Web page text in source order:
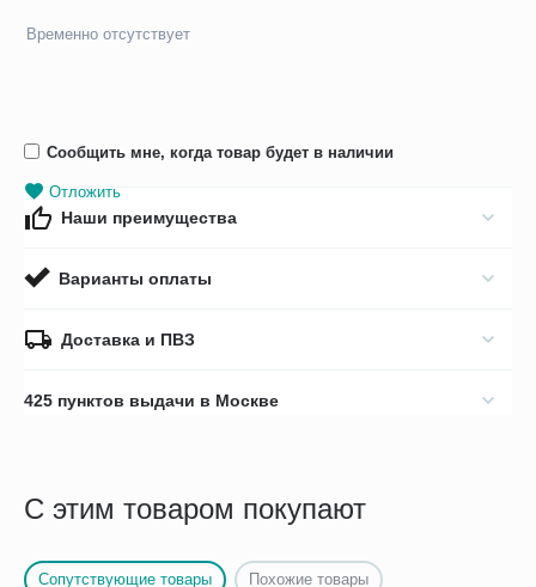
Временно отсутствует
Сообщить мне, когда товар будет в наличии
Отложить
Наши преимущества
Варианты оплаты
Доставка и ПВЗ
425 пунктов выдачи в Москве
С этим товаром покупают
Сопутствующие товары Похожие товары